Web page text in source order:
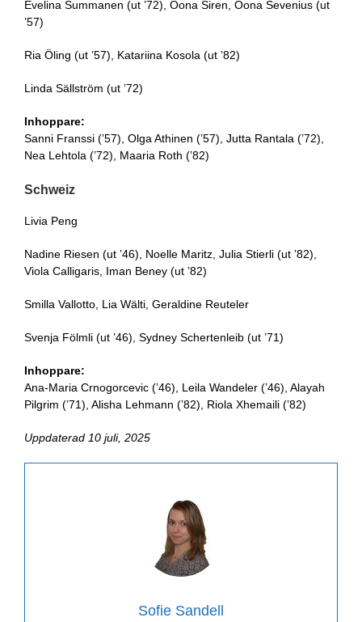
Evelina Summanen (ut ’72), Oona Siren, Oona Sevenius (ut
’57)
Ria Öling (ut ’57), Katariina Kosola (ut ’82)
Linda Sällström (ut ’72)
Inhoppare:
Sanni Franssi (’57), Olga Athinen (’57), Jutta Rantala (’72),
Nea Lehtola (’72), Maaria Roth (’82)
Schweiz
Livia Peng
Nadine Riesen (ut ’46), Noelle Maritz, Julia Stierli (ut ’82),
Viola Calligaris, Iman Beney (ut ’82)
Smilla Vallotto, Lia Wälti, Geraldine Reuteler
Svenja Fölmli (ut ’46), Sydney Schertenleib (ut ’71)
Inhoppare:
Ana-Maria Crnogorcevic (’46), Leila Wandeler (’46), Alayah
Pilgrim (’71), Alisha Lehmann (’82), Riola Xhemaili (’82)
Uppdaterad 10 juli, 2025
Sofie Sandell